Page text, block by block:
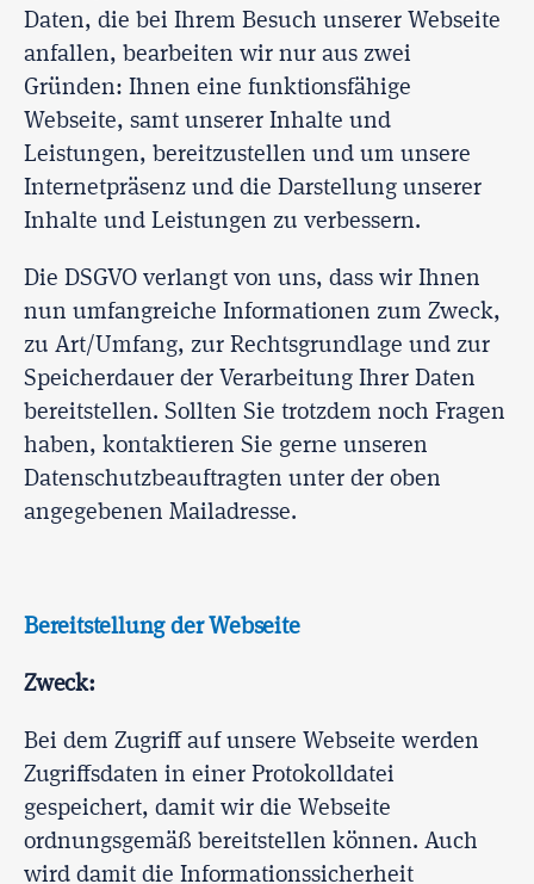
Daten, die bei Ihrem Besuch unserer Webseite
anfallen, bearbeiten wir nur aus zwei
Gründen: Ihnen eine funktionsfähige
Webseite, samt unserer Inhalte und
Leistungen, bereitzustellen und um unsere
Internetpräsenz und die Darstellung unserer
Inhalte und Leistungen zu verbessern.
Die DSGVO verlangt von uns, dass wir Ihnen
nun umfangreiche Informationen zum Zweck,
zu Art/Umfang, zur Rechtsgrundlage und zur
Speicherdauer der Verarbeitung Ihrer Daten
bereitstellen. Sollten Sie trotzdem noch Fragen
haben, kontaktieren Sie gerne unseren
Datenschutzbeauftragten unter der oben
angegebenen Mailadresse.
Bereitstellung der Webseite
Zweck:
Bei dem Zugriff auf unsere Webseite werden
Zugriffsdaten in einer Protokolldatei
gespeichert, damit wir die Webseite
ordnungsgemäß bereitstellen können. Auch
wird damit die Informationssicherheit